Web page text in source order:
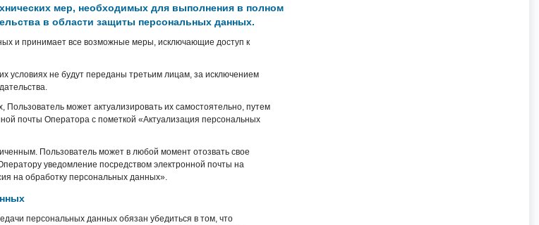
мер, необходимых для выполнения в полном
в области защиты персональных данных.
и принимает все возможные меры, исключающие доступ к
условиях не будут переданы третьим лицам, за исключением
может актуализировать их самостоятельно, путем
почты Оператора с пометкой «Актуализация персональных
Пользователь может в любой момент отозвать свое
уведомление посредством электронной почты на
на обработку персональных данных».
персональных данных обязан убедиться в том, что